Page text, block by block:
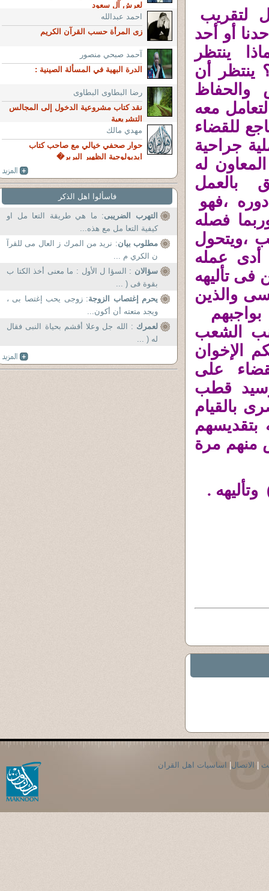
لتقريب
أو أحد
ينتظر
ينتظر أن
والحفاظ
معه
للقضاء
جراحية
له
بالعمل
،فهو
فصله
،ويتحول
أدى عمله
تأليهه
والذين
بواجبهم
الشعب
الإخوان
على
قطب
بالقيام
بتقديسهم
منهم مرة
.
لعرش آل سعود
احمد عبدالله
زى المرأة حسب القرآن الكريم
آحمد صبحي منصور
الدرة البهية في المسألة الصينية :
رضا البطاوى البطاوى
نقد كتاب مشروعية الدخول إلى المجالس
التشريعية
مهدي مالك
حوار صحفي خيالي مع صاحب كتاب
ايديولوجية الظهير البربر�
فاسألوا اهل الذكر
التهرب الضريبى: ما هي طريقة التعا مل او
كيفية التعا مل مع هذه...
مطلوب بيان: نريد من المرك ز العال مى للقرآ
ن الكري م ...
سؤالان : السؤا ل الأول : ما معنى أخذ الكتا ب
بقوة فى ( ...
يحرم إغتصاب الزوجة: زوجى يحب إغتصا بى ،
ويجد متعته أن أكون...
لعمرك : الله جل وعلا أقشم بحياة النبى فقال
له ( ...
| الاتصال| اساسيات اهل القران